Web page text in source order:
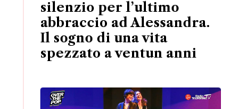
silenzio per l’ultimo
abbraccio ad Alessandra.
Il sogno di una vita
spezzato a ventun anni